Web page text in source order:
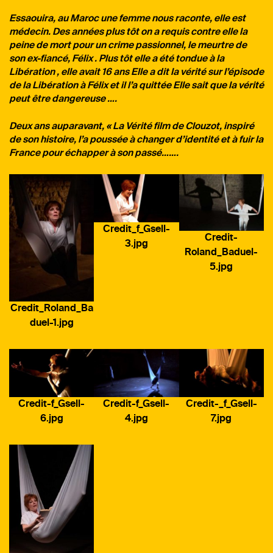
Essaouira, au Maroc une femme nous raconte, elle est
médecin. Des années plus tôt on a requis contre elle la
peine de mort pour un crime passionnel, le meurtre de
son ex-fiancé, Félix . Plus tôt elle a été tondue à la
Libération , elle avait 16 ans Elle a dit la vérité sur l’épisode
de la Libération à Félix et il l’a quittée Elle sait que la vérité
peut être dangereuse ….
Deux ans auparavant, « La Vérité film de Clouzot, inspiré
de son histoire, l’a poussée à changer d’identité et à fuir la
France pour échapper à son passé…….
Credit_Roland_Ba
duel-1.jpg
Credit_f_Gsell-
3.jpg
Credit-
Roland_Baduel-
5.jpg
Credit-f_Gsell-
6.jpg
Credit-f_Gsell-
4.jpg
Credit-_f_Gsell-
7.jpg